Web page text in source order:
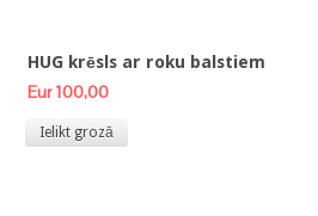
HUG krēsls ar roku balstiem
Eur 100,00
Ielikt grozā